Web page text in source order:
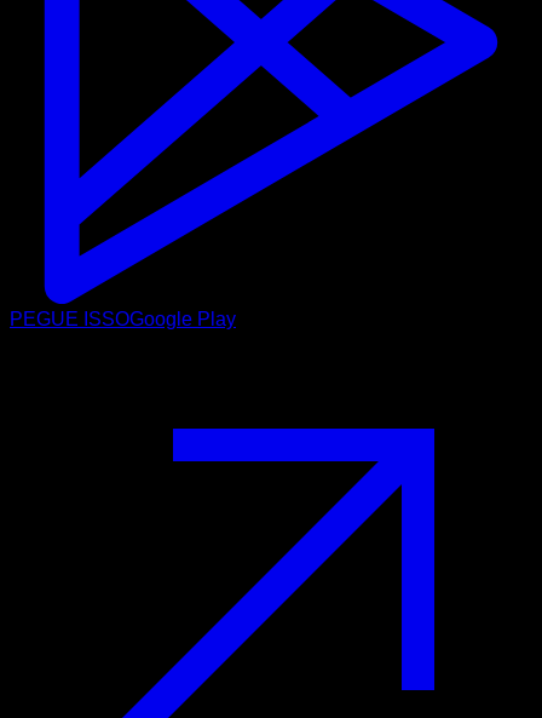
PEGUE ISSOGoogle Play